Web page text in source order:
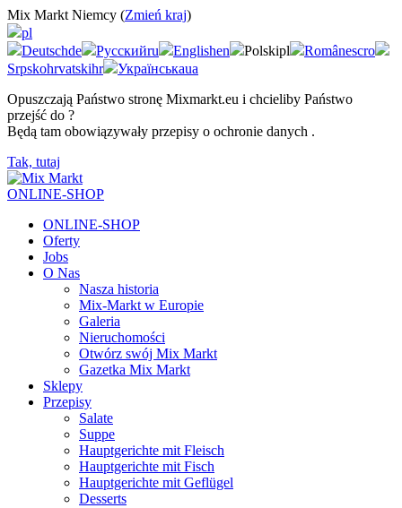
Mix Markt Niemcy (Zmień kraj)
pl
Deutschde Русскийru Englishen Polskipl Românescro
Srpskohrvatskihr Українськаua
Opuszczają Państwo stronę Mixmarkt.eu i chcieliby Państwo
przejść do ?
Będą tam obowiązywały przepisy o ochronie danych .
Tak, tutaj
ONLINE-SHOP
ONLINE-SHOP
Oferty
Jobs
O Nas
Nasza historia
Mix-Markt w Europie
Galeria
Nieruchomości
Otwórz swój Mix Markt
Gazetka Mix Markt
Sklepy
Przepisy
Salate
Suppe
Hauptgerichte mit Fleisch
Hauptgerichte mit Fisch
Hauptgerichte mit Geflügel
Desserts